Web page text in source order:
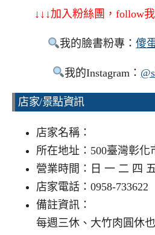
↓↓↓加入粉絲團，follow
我的臉書粉專：傻
我的Instagram：
店家/景點資訊
店家名稱：
所在地址：500臺灣彰化
營業時間：日 一 二 四
店家電話：0958-733622
備註資訊：
每週三休、大竹肉圓休